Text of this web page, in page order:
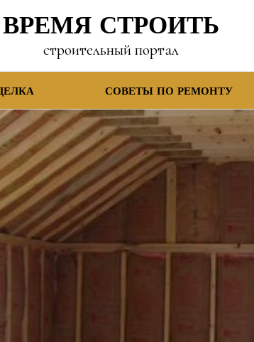
ВРЕМЯ СТРОИТЬ
строительный портал
СОВЕТЫ ПО РЕМОНТУ